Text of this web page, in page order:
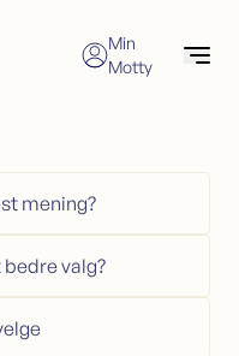
Min
Motty
mening?
valg?